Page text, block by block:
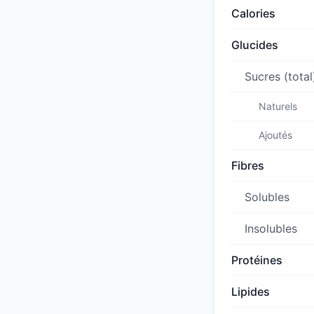
Calories
Glucides
Sucres
Naturels
Ajoutés
Fibres
Solubles
Insolubles
Protéines
Lipides